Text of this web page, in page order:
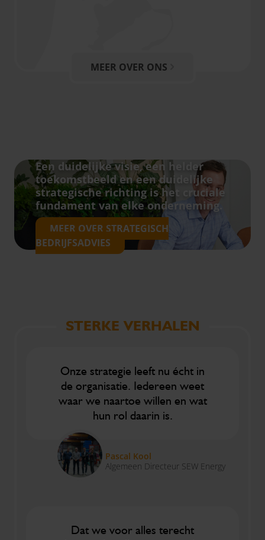
MEER OVER ONS
Een duidelijke visie, een helder
toekomstbeeld en een duidelijke
strategische richting is het cruciale
fundament van elke onderneming.
MEER OVER STRATEGISCH
BEDRIJFSADVIES
STERKE VERHALEN
Onze strategie leeft nu écht in
de organisatie. Iedereen weet
waar we naartoe willen en wat
hun rol daarin is.
Pascal Kool
Algemeen Directeur SEW Energy
Dat we voor alles terecht